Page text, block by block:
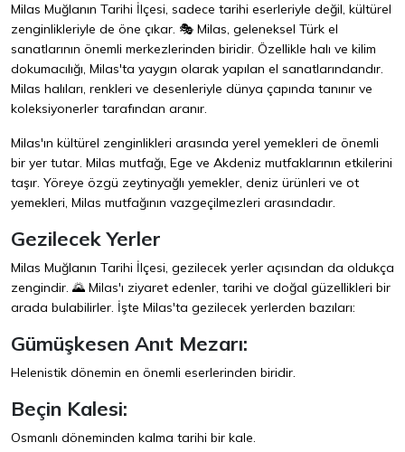
Milas Muğlanın Tarihi İlçesi, sadece tarihi eserleriyle değil, kültürel
zenginlikleriyle de öne çıkar. 🎭 Milas, geleneksel Türk el
sanatlarının önemli merkezlerinden biridir. Özellikle halı ve kilim
dokumacılığı, Milas'ta yaygın olarak yapılan el sanatlarındandır.
Milas halıları, renkleri ve desenleriyle dünya çapında tanınır ve
koleksiyonerler tarafından aranır.
Milas'ın kültürel zenginlikleri arasında yerel yemekleri de önemli
bir yer tutar. Milas mutfağı, Ege ve Akdeniz mutfaklarının etkilerini
taşır. Yöreye özgü zeytinyağlı yemekler, deniz ürünleri ve ot
yemekleri, Milas mutfağının vazgeçilmezleri arasındadır.
Gezilecek Yerler
Milas Muğlanın Tarihi İlçesi, gezilecek yerler açısından da oldukça
zengindir. 🌄 Milas'ı ziyaret edenler, tarihi ve doğal güzellikleri bir
arada bulabilirler. İşte Milas'ta gezilecek yerlerden bazıları:
Gümüşkesen Anıt Mezarı:
Helenistik dönemin en önemli eserlerinden biridir.
Beçin Kalesi:
Osmanlı döneminden kalma tarihi bir kale.